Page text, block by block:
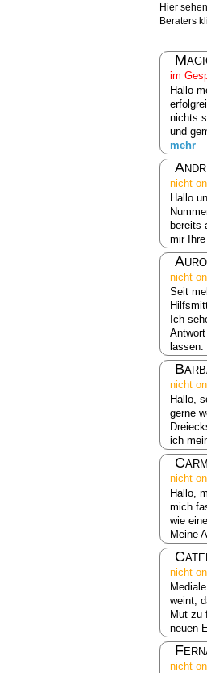
Hier
Beraters
im
Hallo
nichts
und
mehr
nicht
Hallo
bereits
mir
nicht
Seit
Ich
nicht
Hallo,
gerne
ich
nicht
Hallo,
mich
wie
Meine
nicht
weint,
Mut zu
neuen
nicht